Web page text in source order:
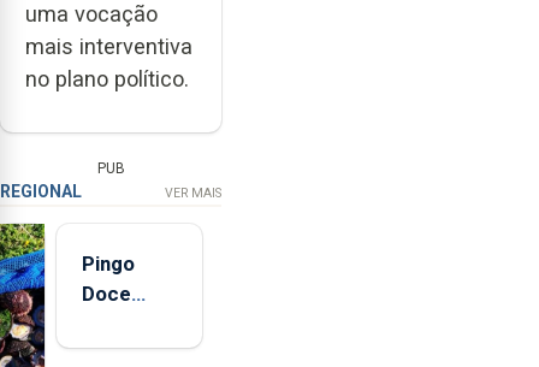
uma vocação
mais interventiva
no plano político.
PUB
REGIONAL VER MAIS
Pingo
Doce
quinta-